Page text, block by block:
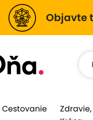
Objavte
Cestovanie